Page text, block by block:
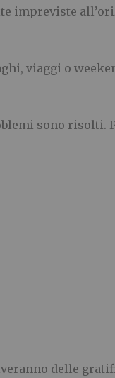
impreviste
viaggi o
sono risolti.
delle